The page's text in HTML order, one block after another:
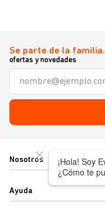
Se parte de la familia.
ofertas y novedades
Nosotros
Ayuda